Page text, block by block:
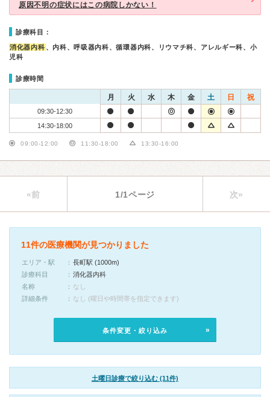
原因不明の症状にはこの病院しかない！
診療科目：
消化器内科 、内科、呼吸器内科、循環器内科、リウマチ科、アレルギー科、小
児科
診療時間
月 火 水 木 金 土 日 祝
09:30-12:30
14:30-18:00
09:00-12:00 11:30-18:00 13:30-16:00
«前 1/1ページ 次»
11件の医療機関が見つかりました
エリア・駅
長町駅 (1000m)
診療科目
消化器内科
名称
なし
詳細条件
なし (曜日や時間帯を指定できます)
条件変更・絞り込み
土曜日診療で絞り込む (11件)